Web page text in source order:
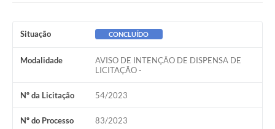
Ouvidoria
Situação CONCLUÍDO
Modalidade
AVISO DE INTENÇÃO DE DISPENSA DE
LICITAÇÃO -
Nº da Licitação 54/2023
Nº do Processo 83/2023